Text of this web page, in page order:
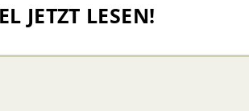
JETZT LESEN!